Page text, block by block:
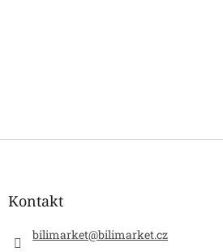
Z
Kontakt
bilimarket@bilimarket.cz